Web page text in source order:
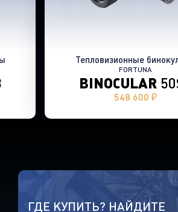
Тепловизионные
FORTUNA
BINOCULAR
548 600 ₽
ГДЕ КУПИТЬ? НАЙДИТЕ